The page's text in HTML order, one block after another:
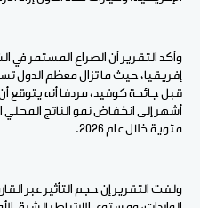
وأكد التقرير أن الصراع المستمر
إفريقيا، حيث ما تزال معظم الدول
قبل جائحة كوفيد، مردفا أنه يتوقع
مئوية خلال عام 2026.
ولفت التقرير إن حجم التأثير عبر